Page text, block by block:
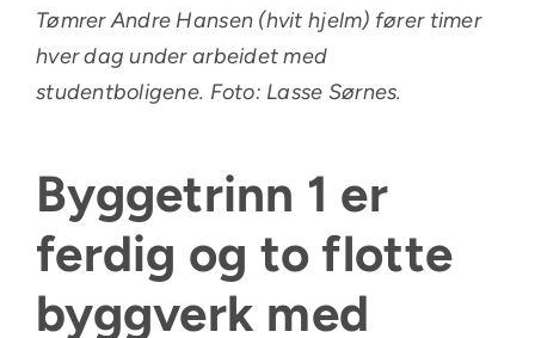
Tømrer Andre Hansen (hvit hjelm) fører timer
hver dag under arbeidet med
studentboligene. Foto: Lasse Sørnes.
Byggetrinn 1 er
ferdig og to flotte
byggverk med